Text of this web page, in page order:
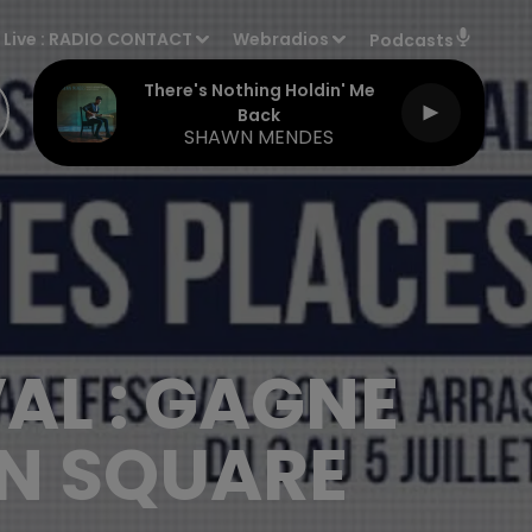
Live : RADIO CONTACT Webradios Podcasts
There's Nothing Holdin' Me
Back
SHAWN MENDES
: GAGNE
SQUARE